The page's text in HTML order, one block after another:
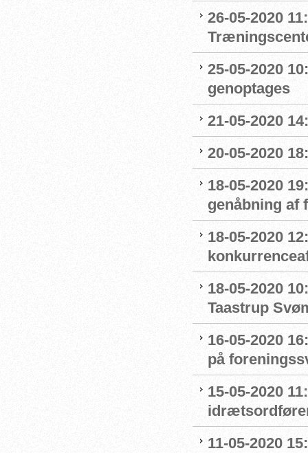
26-05-2020
25-05-2020
genoptages
21-05-2020
20-05-2020
18-05-2020
genåbning af
18-05-2020
18-05-2020
Taastrup
16-05-2020
på
15-05-2020
11-05-2020